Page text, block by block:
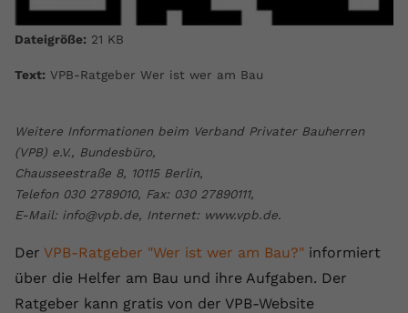
Dateigröße: 21 KB
Text: VPB-Ratgeber Wer ist wer am Bau
Weitere Informationen beim Verband Privater Bauherren
(VPB) e.V., Bundesbüro,
Chausseestraße 8, 10115 Berlin,
Telefon 030 2789010, Fax: 030 27890111,
E-Mail: info@vpb.de, Internet: www.vpb.de.
Der VPB-Ratgeber "Wer ist wer am Bau?" informiert
über die Helfer am Bau und ihre Aufgaben. Der
Ratgeber kann gratis von der VPB-Website